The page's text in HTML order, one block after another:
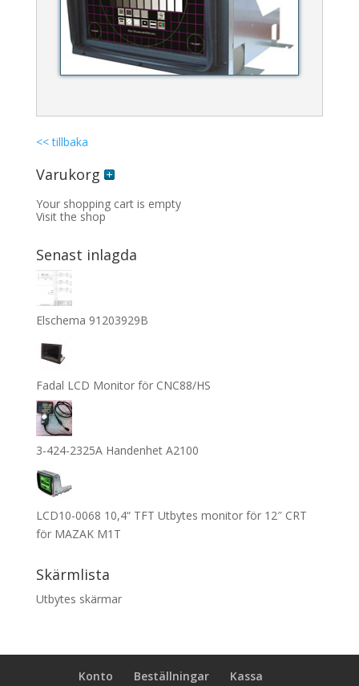
<< tillbaka
Varukorg
Your shopping cart is empty
Visit the shop
Senast inlagda
Elschema 91203929B
Fadal LCD Monitor för CNC88/HS
3-424-2325A Handenhet A2100
LCD10-0068 10,4“ TFT Utbytes monitor för 12″ CRT
för MAZAK M1T
Skärmlista
Utbytes skärmar
Konto Beställningar Kassa